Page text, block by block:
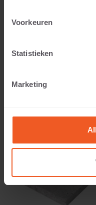
Voorkeuren
Statistieken
Marketing
39 KG